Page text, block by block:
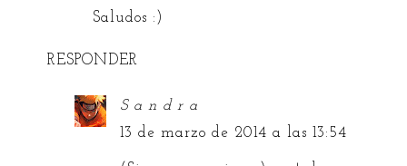
Saludos :)
RESPONDER
S a n d r a
13 de marzo de 2014 a las 13:54